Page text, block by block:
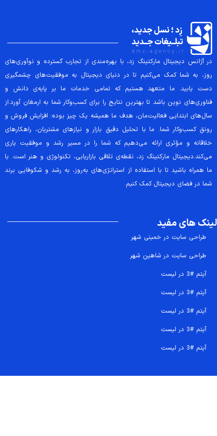
در آژانس دیجیتال مارکتینگ زد، با بهره‌مندی از تجارب گسترده و نوآوری‌های
روز، به شما کمک می‌کنیم تا در دنیای دیجیتال به موفقیت‌های چشمگیری
دست یابید. ما متعهد هستیم که تمامی خدمات ما بر پایه‌ی دانش و
فناوری‌های نوین باشد تا بهترین نتایج را برای کسب‌وکار شما به ارمغان آورد.از
سال‌های ابتدایی فعالیت‌مان، هدف ما همیشه یک چیز بوده: افزایش فروش و
رونق کسب‌وکار شما. ما با تحلیل دقیق بازار و نیازهای مشتریان، راهکارهای
خلاقانه و مؤثری ارائه می‌دهیم که شما را در مسیر رشد و موفقیت یاری
می‌کند.دیجیتال مارکتینگ زد، نقطه‌ی تلاقی بازاریابی، تکنولوژی و هنر است. با
ما همراه باشید تا با استفاده از استراتژی‌های به‌روز، به رشد و شکوفایی برند
شما در فضای دیجیتال کمک کنیم.
لینک های مفید
طراحی سایت در خمینی شهر
طراحی سایت در شاهین شهر
آیتم #3 در لیست
آیتم #3 در لیست
آیتم #3 در لیست
آیتم #3 در لیست
آیتم #3 در لیست